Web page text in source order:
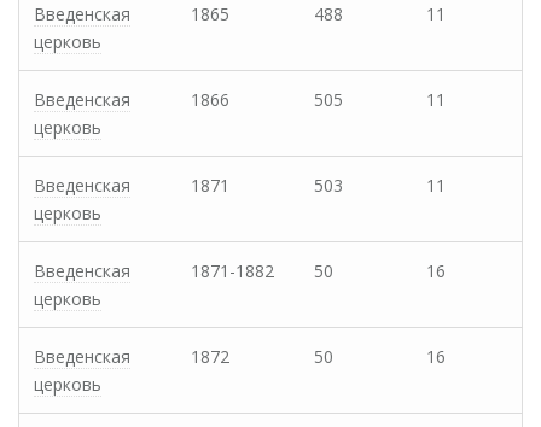
Введенская
церковь
1865 488 11
Введенская
церковь
1866 505 11
Введенская
церковь
1871 503 11
Введенская
церковь
1871-1882 50 16
Введенская
церковь
1872 50 16